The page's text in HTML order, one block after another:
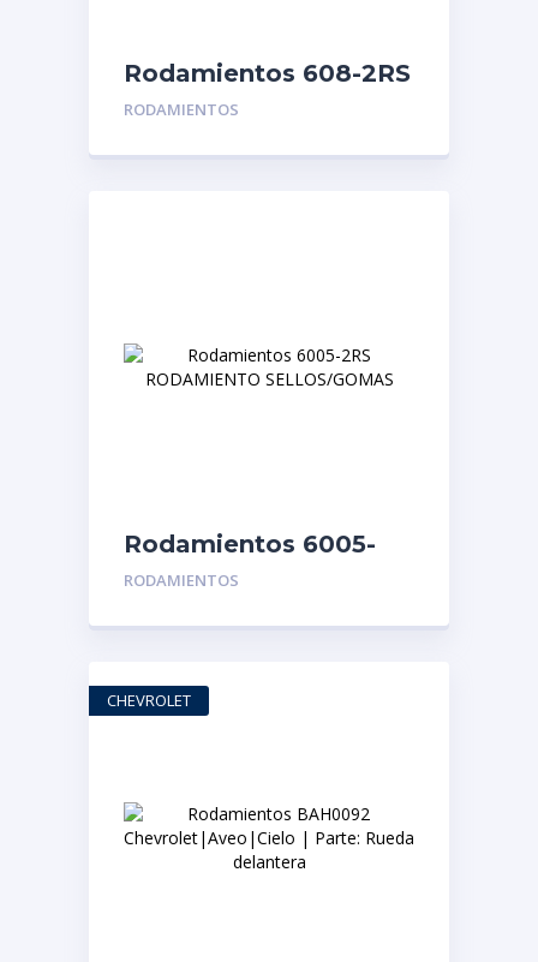
Rodamientos 608-2RS
| Alternador Fiesta
RODAMIENTOS
Rodamientos 6005-
2RS RODAMIENTO
RODAMIENTOS
CHEVROLET